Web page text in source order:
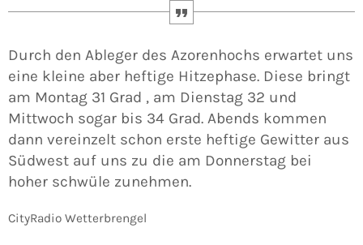
Durch den Ableger des Azorenhochs erwartet uns
eine kleine aber heftige Hitzephase. Diese bringt
am Montag 31 Grad , am Dienstag 32 und
Mittwoch sogar bis 34 Grad. Abends kommen
dann vereinzelt schon erste heftige Gewitter aus
Südwest auf uns zu die am Donnerstag bei
hoher schwüle zunehmen.
CityRadio Wetterbrengel